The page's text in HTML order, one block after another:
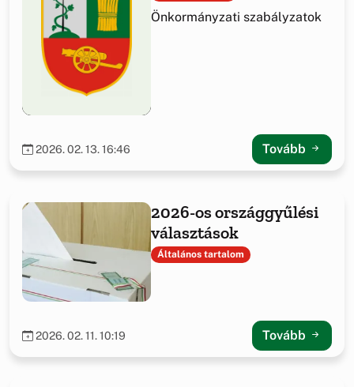
Önkormányzati szabályzatok
2026. 02. 13. 16:46 Tovább
2026-os országgyűlési
választások
Általános tartalom
2026. 02. 11. 10:19 Tovább